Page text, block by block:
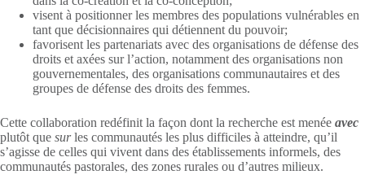
visent à positionner les membres des populations vulnérables en
tant que décisionnaires qui détiennent du pouvoir;
favorisent les partenariats avec des organisations de défense des
droits et axées sur l’action, notamment des organisations non
gouvernementales, des organisations communautaires et des
groupes de défense des droits des femmes.
Cette collaboration redéfinit la façon dont la recherche est menée avec
plutôt que surles communautés les plus difficiles à atteindre, qu’il
s’agisse de celles qui vivent dans des établissements informels, des
communautés pastorales, des zones rurales ou d’autres milieux.